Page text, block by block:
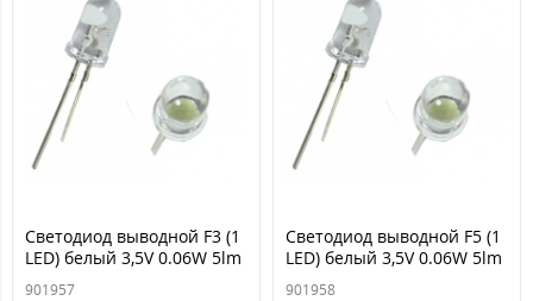
Светодиод выводной F3 (1
LED) белый 3,5V 0.06W 5lm
TM NORD YADA
901957
Светодиод выводной F5 (1
LED) белый 3,5V 0.06W 5lm
TM NORD YADA
901958